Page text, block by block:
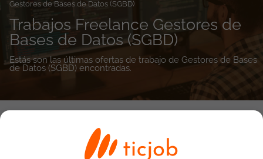
Gestores de Bases de Datos (SGBD)
Trabajos Freelance Gestores de
Bases de Datos (SGBD)
Estás son las últimas ofertas de trabajo de Gestores de Bases
de Datos (SGBD) encontradas.
empleos encontrados